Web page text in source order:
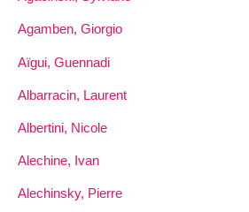
Agamben, Giorgio
Aïgui, Guennadi
Albarracin, Laurent
Albertini, Nicole
Alechine, Ivan
Alechinsky, Pierre